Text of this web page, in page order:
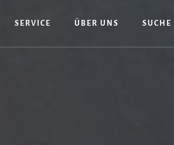
SERVICE ÜBER UNS SUCHE